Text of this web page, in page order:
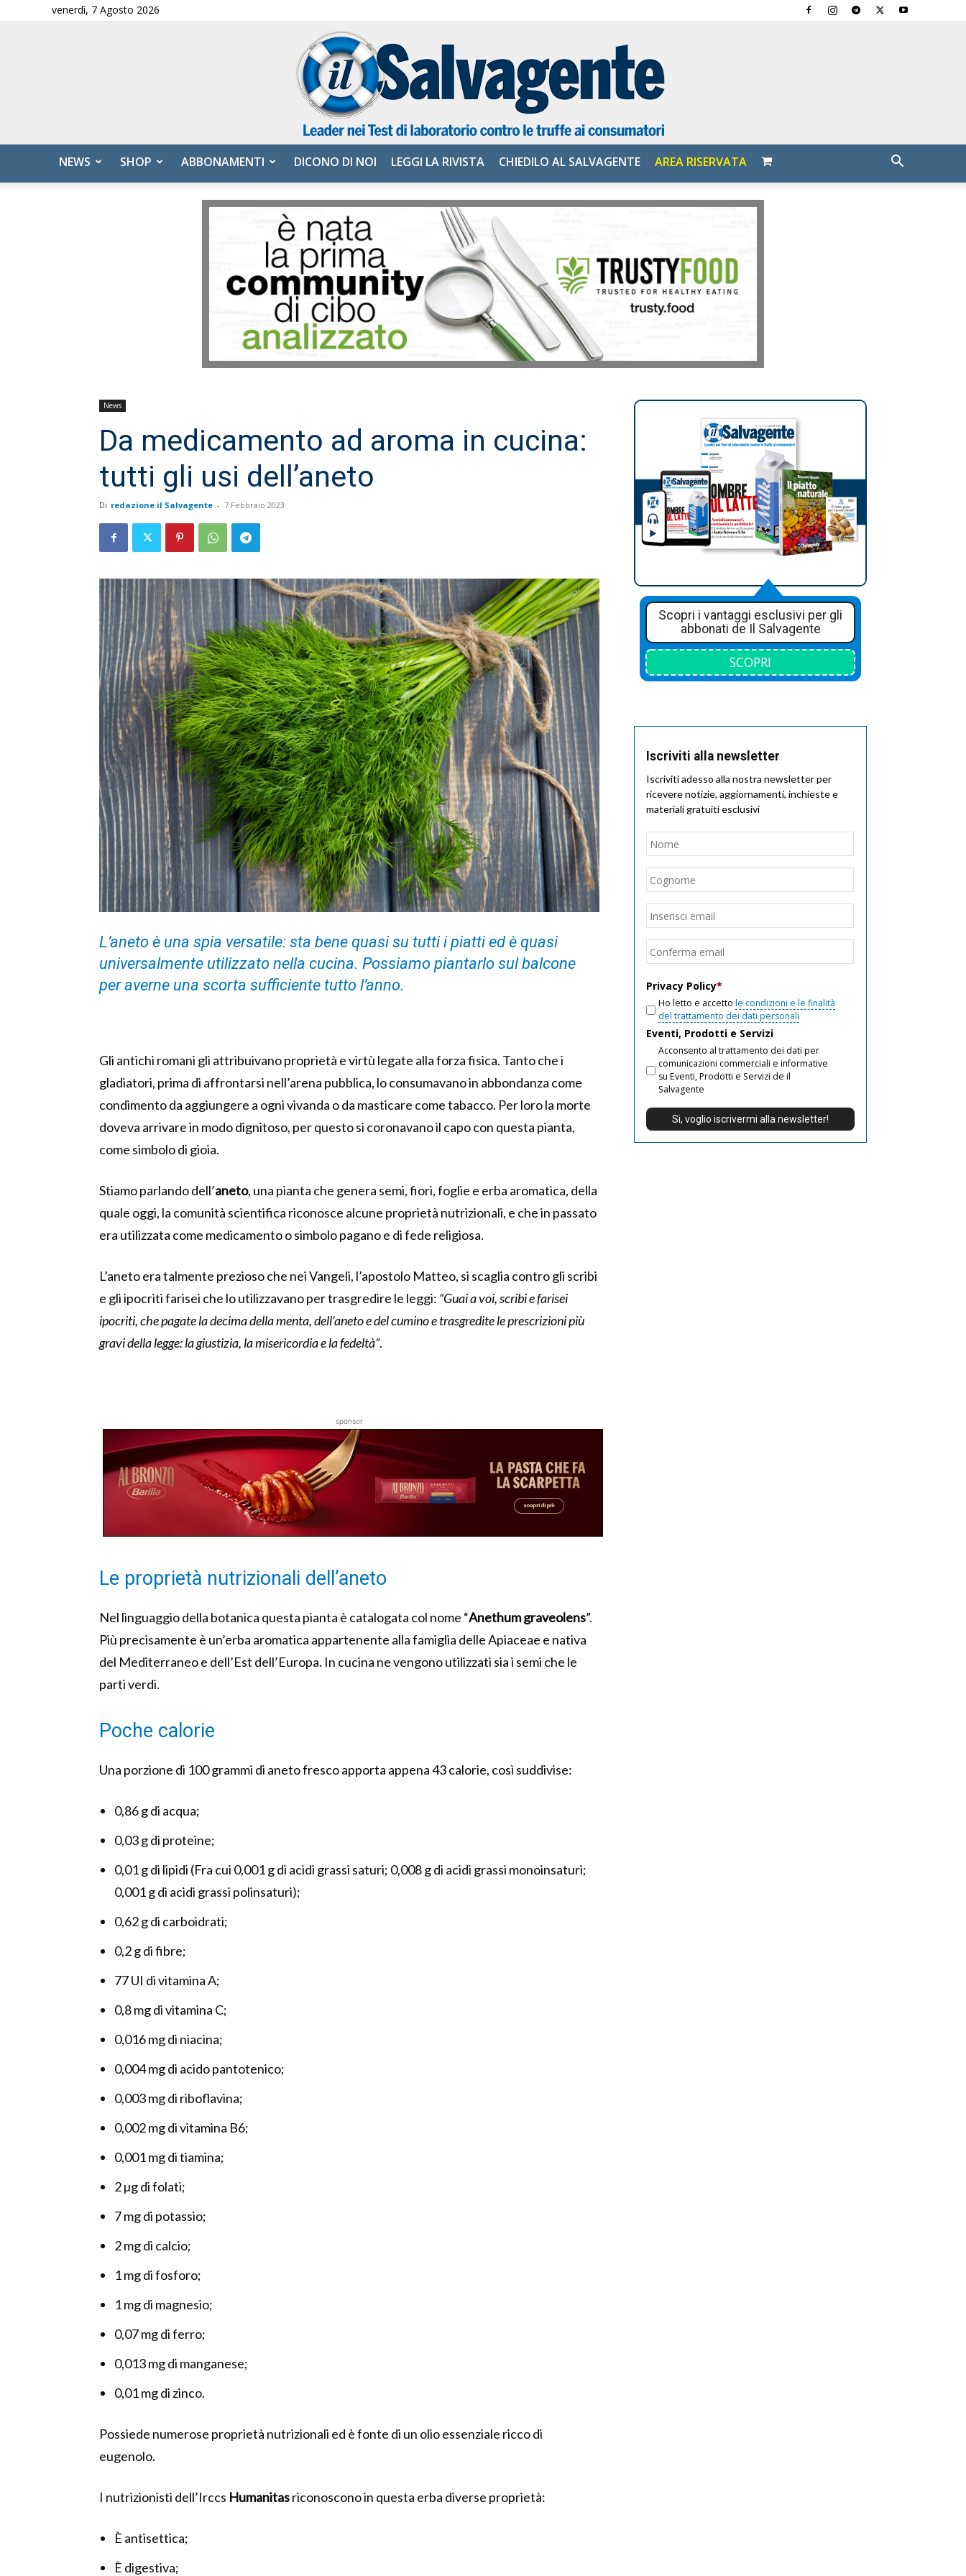
venerdì, 7 Agosto 2026
Salvagente
NEWS SHOP ABBONAMENTI DICONO DI NOI LEGGI LA RIVISTA CHIEDILO AL SALVAGENTE AREA RISERVATA
News
Da medicamento ad aroma in cucina:
tutti gli usi dell’aneto
Di redazione il Salvagente - 7 Febbraio 2023
L’aneto è una spia versatile: sta bene quasi su tutti i piatti ed è quasi
universalmente utilizzato nella cucina. Possiamo piantarlo sul balcone
per averne una scorta sufficiente tutto l’anno.
Gli antichi romani gli attribuivano proprietà e virtù legate alla forza fisica. Tanto che i
gladiatori, prima di affrontarsi nell’arena pubblica, lo consumavano in abbondanza come
condimento da aggiungere a ogni vivanda o da masticare come tabacco. Per loro la morte
doveva arrivare in modo dignitoso, per questo si coronavano il capo con questa pianta,
come simbolo di gioia.
Stiamo parlando dell’aneto, una pianta che genera semi, fiori, foglie e erba aromatica, della
quale oggi, la comunità scientifica riconosce alcune proprietà nutrizionali, e che in passato
era utilizzata come medicamento o simbolo pagano e di fede religiosa.
L’aneto era talmente prezioso che nei Vangeli, l’apostolo Matteo, si scaglia contro gli scribi
e gli ipocriti farisei che lo utilizzavano per trasgredire le leggi: “Guai a voi, scribi e farisei
ipocriti, che pagate la decima della menta, dell’aneto e del cumino e trasgredite le prescrizioni più
gravi della legge: la giustizia, la misericordia e la fedeltà”.
sponsor
Le proprietà nutrizionali dell’aneto
Nel linguaggio della botanica questa pianta è catalogata col nome “Anethum graveolens”.
Più precisamente è un’erba aromatica appartenente alla famiglia delle Apiaceae e nativa
del Mediterraneo e dell’Est dell’Europa. In cucina ne vengono utilizzati sia i semi che le
parti verdi.
Poche calorie
Una porzione di 100 grammi di aneto fresco apporta appena 43 calorie, così suddivise:
0,86 g di acqua;
0,03 g di proteine;
0,01 g di lipidi (Fra cui 0,001 g di acidi grassi saturi; 0,008 g di acidi grassi monoinsaturi;
0,001 g di acidi grassi polinsaturi);
0,62 g di carboidrati;
0,2 g di fibre;
77 UI di vitamina A;
0,8 mg di vitamina C;
0,016 mg di niacina;
0,004 mg di acido pantotenico;
0,003 mg di riboflavina;
0,002 mg di vitamina B6;
0,001 mg di tiamina;
2 µg di folati;
7 mg di potassio;
2 mg di calcio;
1 mg di fosforo;
1 mg di magnesio;
0,07 mg di ferro;
0,013 mg di manganese;
0,01 mg di zinco.
Possiede numerose proprietà nutrizionali ed è fonte di un olio essenziale ricco di
eugenolo.
I nutrizionisti dell’Irccs Humanitasriconoscono in questa erba diverse proprietà:
È antisettica;
È digestiva;
Scopri i vantaggi esclusivi per gli
abbonati de Il Salvagente
SCOPRI
Iscriviti alla newsletter
Iscriviti adesso alla nostra newsletter per
ricevere notizie, aggiornamenti, inchieste e
materiali gratuiti esclusivi
Nome
Email
Privacy Policy*
Ho letto e accetto le condizioni e le finalità
del trattamento dei dati personali
Eventi, Prodotti e Servizi
Acconsento al trattamento dei dati per
comunicazioni commerciali e informative
su Eventi, Prodotti e Servizi de il
Salvagente